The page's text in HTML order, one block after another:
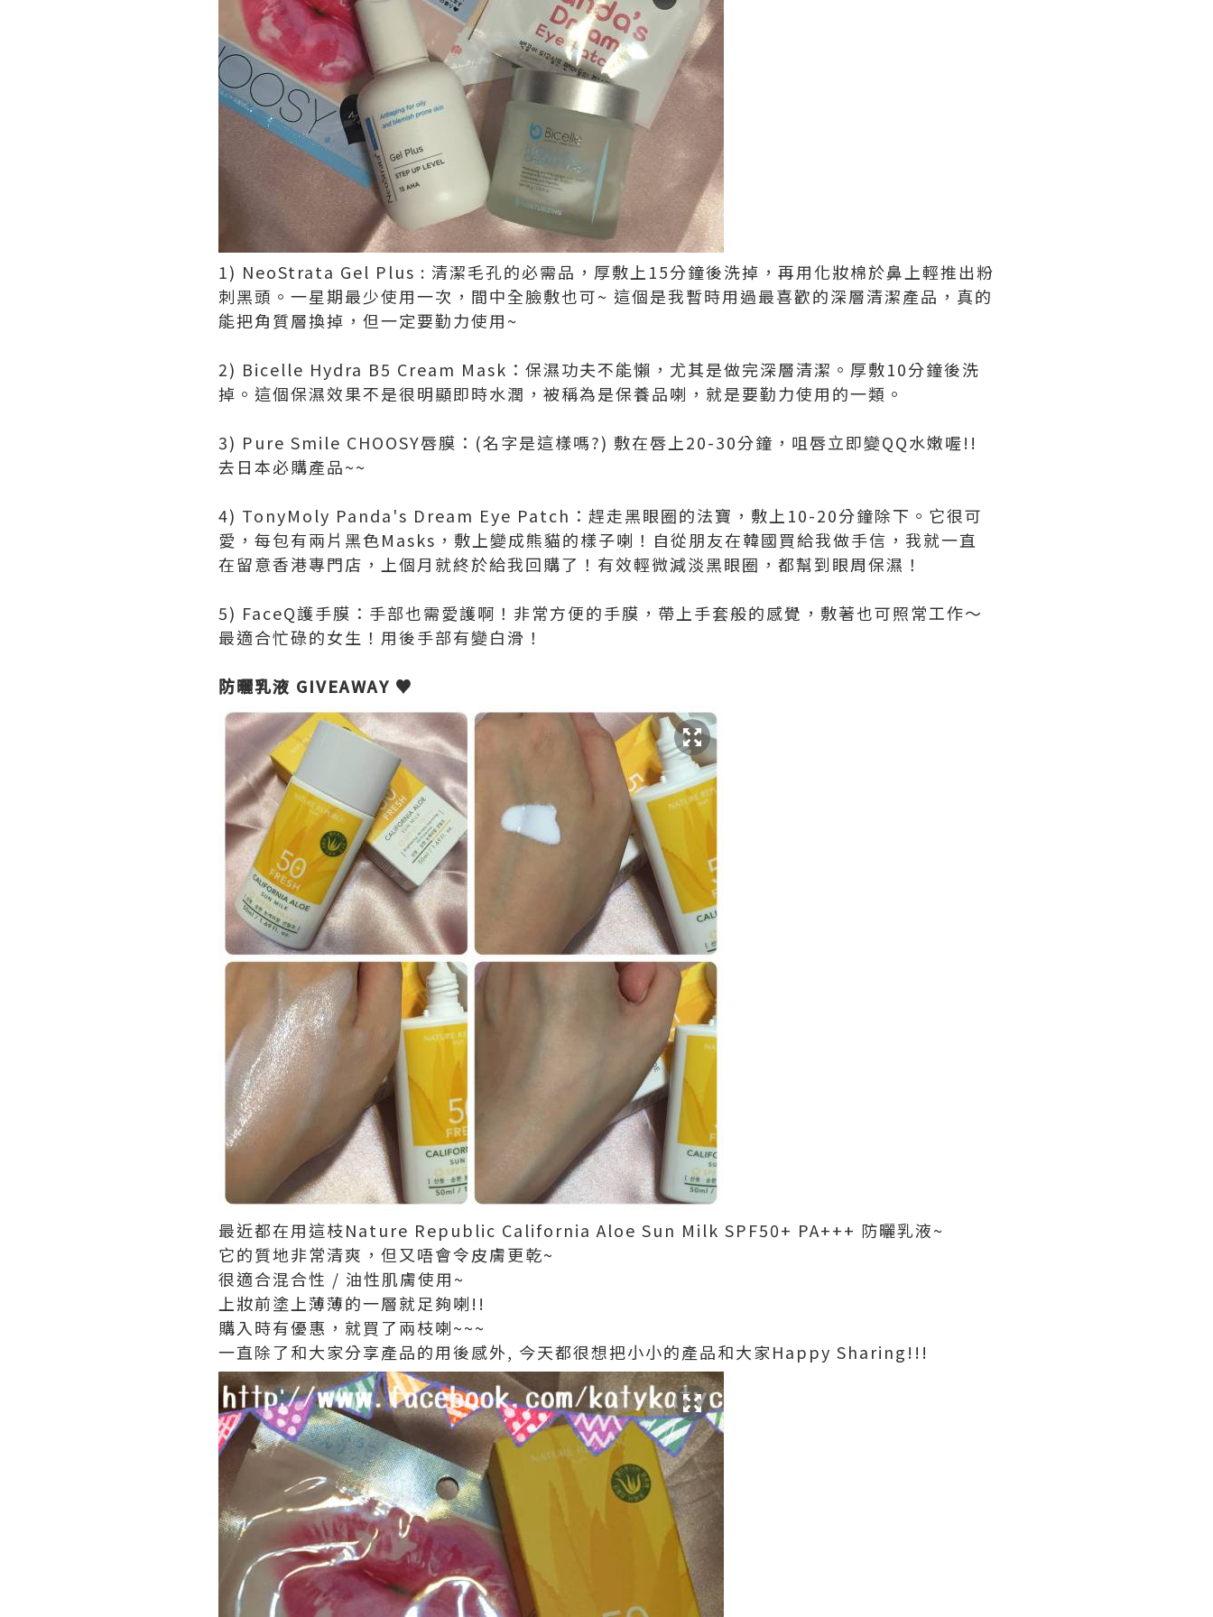
1) NeoStrata Gel Plus : 清潔毛孔的必需品，厚敷上15分鐘後洗掉，再用化妝棉於鼻上輕推出粉
刺黑頭。一星期最少使用一次，間中全臉敷也可~ 這個是我暫時用過最喜歡的深層清潔產品，真的
能把角質層換掉，但一定要勤力使用~
2) Bicelle Hydra B5 Cream Mask：保濕功夫不能懶，尤其是做完深層清潔。厚敷10分鐘後洗
掉。這個保濕效果不是很明顯即時水潤，被稱為是保養品喇，就是要勤力使用的一類。
3) Pure Smile CHOOSY唇膜：(名字是這樣嗎?) 敷在唇上20-30分鐘，咀唇立即變QQ水嫩喔!!
去日本必購產品~~
4) TonyMoly Panda's Dream Eye Patch：趕走黑眼圈的法寶，敷上10-20分鐘除下。它很可
愛，每包有兩片黑色Masks，敷上變成熊貓的樣子喇！自從朋友在韓國買給我做手信，我就一直
在留意香港專門店，上個月就終於給我回購了！有效輕微減淡黑眼圈，都幫到眼周保濕！
5) FaceQ護手膜：手部也需愛護啊！非常方便的手膜，帶上手套般的感覺，敷著也可照常工作～
最適合忙碌的女生！用後手部有變白滑！
防曬乳液 GIVEAWAY ♥
最近都在用這枝Nature Republic California Aloe Sun Milk SPF50+ PA+++ 防曬乳液~
它的質地非常清爽，但又唔會令皮膚更乾~
很適合混合性 / 油性肌膚使用~
上妝前塗上薄薄的一層就足夠喇!!
購入時有優惠，就買了兩枝喇~~~
一直除了和大家分享產品的用後感外, 今天都很想把小小的產品和大家Happy Sharing!!!